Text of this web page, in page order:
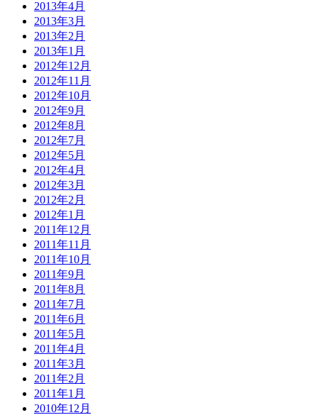
2013年4月
2013年3月
2013年2月
2013年1月
2012年12月
2012年11月
2012年10月
2012年9月
2012年8月
2012年7月
2012年5月
2012年4月
2012年3月
2012年2月
2012年1月
2011年12月
2011年11月
2011年10月
2011年9月
2011年8月
2011年7月
2011年6月
2011年5月
2011年4月
2011年3月
2011年2月
2011年1月
2010年12月